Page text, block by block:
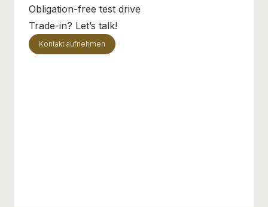
Obligation-free test drive
Trade-in? Let’s talk!
Kontakt aufnehmen